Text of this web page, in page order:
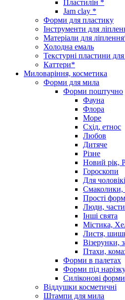
Пластилін *
Jam clay *
Форми для пластику
Інструменти для
Матеріали для
Холодна емаль
Текстурні пластини
Каттери*
Миловаріння, косметика
Форми для мила
Форми поштучно
Фауна
Флора
Море
Схід, етнос
Любов
Дитяче
Різне
Новий рік,
Гороскопи
Для
Смаколики,
Прості
Люди,
Інші свята
Містика,
Листя,
Візерунки,
Птахи,
Форми в палетах
Форми під
Силіконові
Віддушки косметичні
Штампи для мила